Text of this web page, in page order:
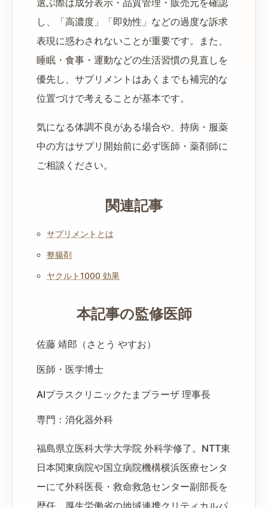
選ぶ際は成分表示・品質管理・販売元を確認
し、「高濃度」「即効性」などの過度な訴求
表現に惑わされないことが重要です。また、
睡眠・食事・運動などの生活習慣の見直しを
優先し、サプリメントはあくまでも補完的な
位置づけで考えることが基本です。
気になる体調不良がある場合や、持病・服薬
中の方はサプリ開始前に必ず医師・薬剤師に
ご相談ください。
関連記事
サプリメントとは
整腸剤
ヤクルト1000 効果
本記事の監修医師
佐藤 靖郎（さとう やすお）
医師・医学博士
AIプラスクリニックたまプラーザ 理事長
専門：消化器外科
福島県立医科大学大学院 外科学修了。NTT東
日本関東病院や国立病院機構横浜医療センタ
ーにて外科医長・救命救急センター副部長を
歴任。厚生労働省の地域連携クリティカルパ